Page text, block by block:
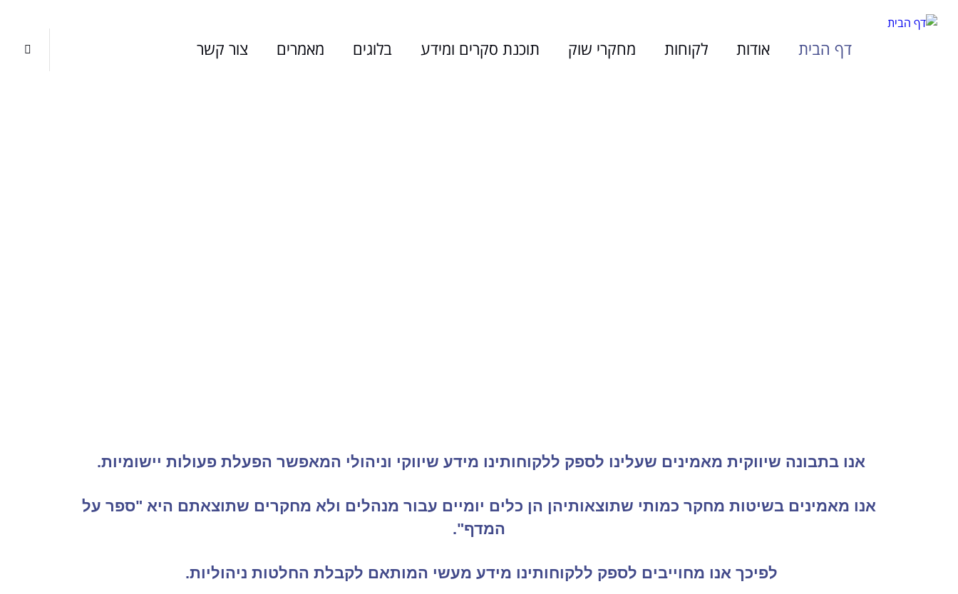
דף הבית אודות לקוחות מחקרי שוק תוכנת סקרים ומידע בלוגים מאמרים צור קשר 
אנו בתבונה שיווקית מאמינים שעלינו לספק ללקוחותינו מידע שיווקי וניהולי המאפשר הפעלת פעולות יישומיות.
אנו מאמינים בשיטות מחקר כמותי שתוצאותיהן הן כלים יומיים עבור מנהלים ולא מחקרים שתוצאתם היא "ספר על
המדף".
לפיכך אנו מחוייבים לספק ללקוחותינו מידע מעשי המותאם לקבלת החלטות ניהוליות.